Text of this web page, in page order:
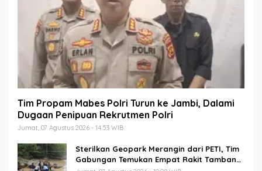
Tim Propam Mabes Polri Turun ke Jambi, Dalami
Dugaan Penipuan Rekrutmen Polri
Jumat, 07 Agustus 2026 - 14:53 WIB
Sterilkan Geopark Merangin dari PETI, Tim
Gabungan Temukan Empat Rakit Tambang